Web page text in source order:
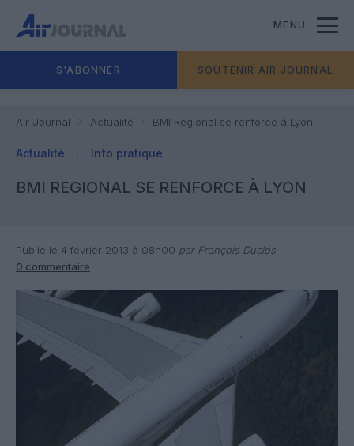
MENU
S'ABONNER SOUTENIR AIR JOURNAL
Air Journal Actualité BMI Regional se renforce à Lyon
Actualité Info pratique
BMI REGIONAL SE RENFORCE À LYON
Publié le 4 février 2013 à 08h00 par François Duclos
0 commentaire